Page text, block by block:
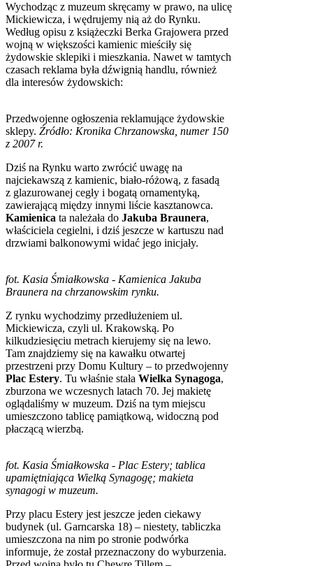
Wychodząc z muzeum skręcamy w prawo, na ulicę
Mickiewicza, i wędrujemy nią aż do Rynku.
Według opisu z książeczki Berka Grajowera przed
wojną w większości kamienic mieściły się
żydowskie sklepiki i mieszkania. Nawet w tamtych
czasach reklama była dźwignią handlu, również
dla interesów żydowskich:
Przedwojenne ogłoszenia reklamujące żydowskie
sklepy. Źródło: Kronika Chrzanowska, numer 150
z 2007 r.
Dziś na Rynku warto zwrócić uwagę na
najciekawszą z kamienic, biało-różową, z fasadą
z glazurowanej cegły i bogatą ornamentyką,
zawierającą między innymi liście kasztanowca.
Kamienica ta należała do Jakuba Braunera,
właściciela cegielni, i dziś jeszcze w kartuszu nad
drzwiami balkonowymi widać jego inicjały.
fot. Kasia Śmiałkowska - Kamienica Jakuba
Braunera na chrzanowskim rynku.
Z rynku wychodzimy przedłużeniem ul.
Mickiewicza, czyli ul. Krakowską. Po
kilkudziesięciu metrach kierujemy się na lewo.
Tam znajdziemy się na kawałku otwartej
przestrzeni przy Domu Kultury – to przedwojenny
Plac Estery. Tu właśnie stała Wielka Synagoga,
zburzona we wczesnych latach 70. Jej makietę
oglądaliśmy w muzeum. Dziś na tym miejscu
umieszczono tablicę pamiątkową, widoczną pod
płaczącą wierzbą.
fot. Kasia Śmiałkowska - Plac Estery; tablica
upamiętniająca Wielką Synagogę; makieta
synagogi w muzeum.
Przy placu Estery jest jeszcze jeden ciekawy
budynek (ul. Garncarska 18) – niestety, tabliczka
umieszczona na nim po stronie podwórka
informuje, że został przeznaczony do wyburzenia.